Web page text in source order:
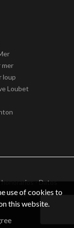
mer
loup
Loubet
-Datos
immobilier
use of cookies to
this website.